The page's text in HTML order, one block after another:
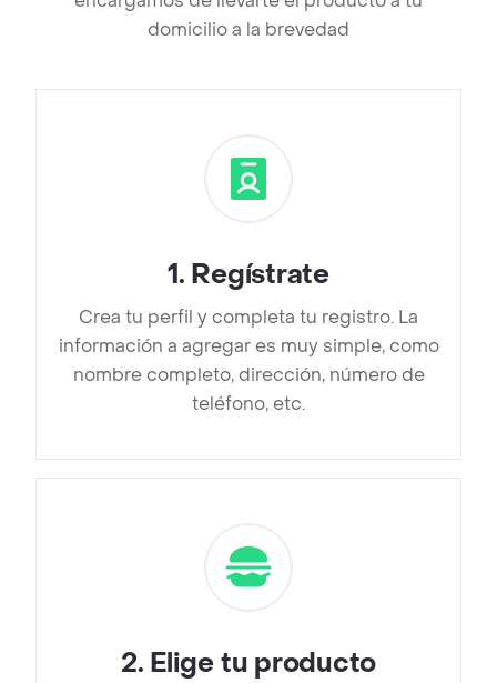
domicilio a la brevedad
1. Regístrate
Crea tu perfil y completa tu registro. La
información a agregar es muy simple, como
nombre completo, dirección, número de
teléfono, etc.
2. Elige tu producto